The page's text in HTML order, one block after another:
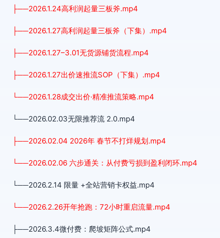
├──2026.1.24高利润起量三板斧.mp4
├──2026.1.27高利润起量三板斧（下集）.mp4
├──2026.1.27–3.01无货源铺货流程.mp4
├──2026.1.27出价速推流SOP（下集）.mp4
└──2026.1.28成交出价·精准推流策略.mp4
└──2026.02.03无限推荐流 2.0.mp4
├──2026.02.04 2026年 春节不打烊规划.mp4
└──2026.02.06 六步通关：从付费亏损到盈利闭环.mp4
└──2026.2.14 限量 +全站营销卡权益.mp4
└──2026.2.26开年抢跑：72小时重启流量.mp4
├──2026.3.4微付费：爬坡矩阵公式.mp4